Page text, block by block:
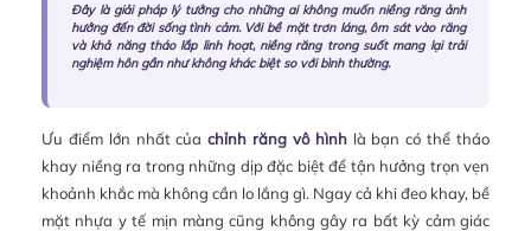
Đây là giải pháp lý tưởng cho những ai không muốn niềng răng ảnh
hưởng đến đời sống tình cảm. Với bề mặt trơn láng, ôm sát vào răng
và khả năng tháo lắp linh hoạt, niềng răng trong suốt mang lại trải
nghiệm hôn gần như không khác biệt so với bình thường.
Ưu điểm lớn nhất củachỉnh răng vô hìnhlà bạn có thể tháo
khay niềng ra trong những dịp đặc biệt để tận hưởng trọn vẹn
khoảnh khắc mà không cần lo lắng gì. Ngay cả khi đeo khay, bề
mặt nhựa y tế mịn màng cũng không gây ra bất kỳ cảm giác